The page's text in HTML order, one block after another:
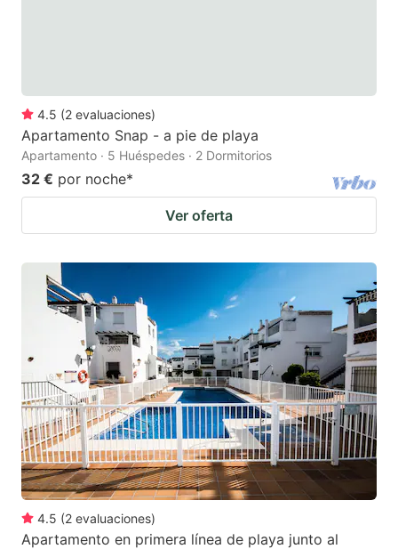
4.5 (2 evaluaciones)
Apartamento Snap - a pie de playa
Apartamento · 5 Huéspedes · 2 Dormitorios
32 € por noche*
Ver oferta
4.5 (2 evaluaciones)
Apartamento en primera línea de playa junto al